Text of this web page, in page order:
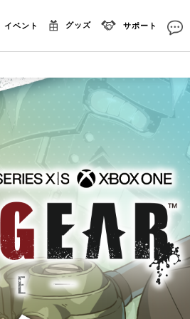
イベント グッズ サポート